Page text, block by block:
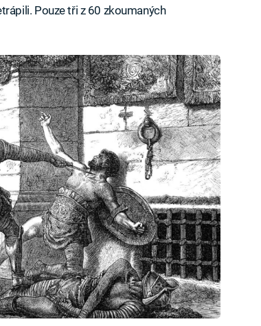
Pouze tři z 60 zkoumaných